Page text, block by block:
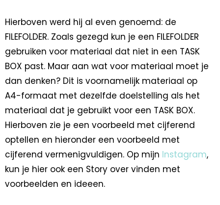
Hierboven werd hij al even genoemd: de
FILEFOLDER. Zoals gezegd kun je een FILEFOLDER
gebruiken voor materiaal dat niet in een TASK
BOX past. Maar aan wat voor materiaal moet je
dan denken? Dit is voornamelijk materiaal op
A4-formaat met dezelfde doelstelling als het
materiaal dat je gebruikt voor een TASK BOX.
Hierboven zie je een voorbeeld met cijferend
optellen en hieronder een voorbeeld met
cijferend vermenigvuldigen. Op mijn Instagram,
kun je hier ook een Story over vinden met
voorbeelden en ideeen.